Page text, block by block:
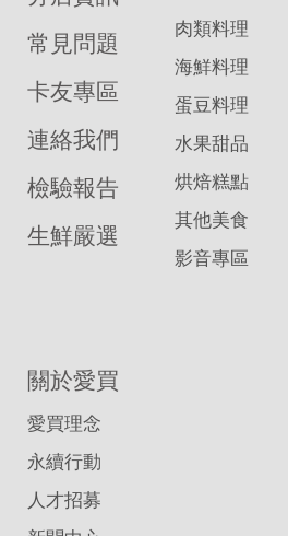
常見問題
卡友專區
連絡我們
檢驗報告
生鮮嚴選
肉類料理
海鮮料理
蛋豆料理
水果甜品
烘焙糕點
其他美食
影音專區
關於愛買
愛買理念
永續行動
人才招募